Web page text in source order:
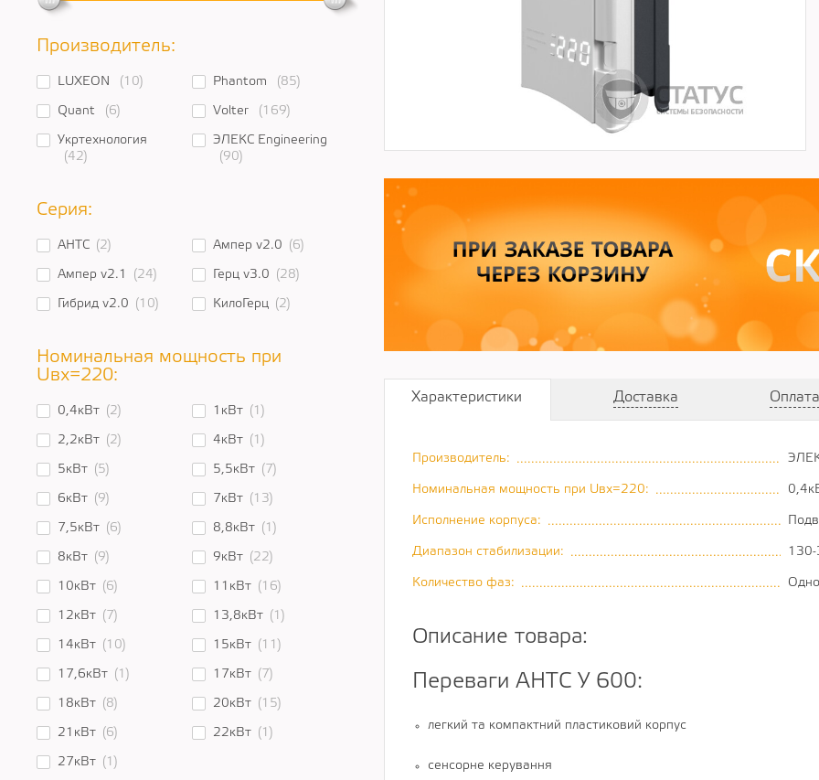
Производитель:
LUXEON (10) Phantom (85)
Quant (6) Volter (169)
Укртехнология
(42)
ЭЛЕКС Engineering
(90)
Серия:
АНТС (2) Ампер v2.0 (6)
Ампер v2.1 (24) Герц v3.0 (28)
Гибрид v2.0 (10) КилоГерц (2)
Номинальная мощность при
Uвх=220:
0,4кВт (2) 1кВт (1)
2,2кВт (2) 4кВт (1)
5кВт (5) 5,5кВт (7)
6кВт (9) 7кВт (13)
7,5кВт (6) 8,8кВт (1)
8кВт (9) 9кВт (22)
10кВт (6) 11кВт (16)
12кВт (7) 13,8кВт (1)
14кВт (10) 15кВт (11)
17,6кВт (1) 17кВт (7)
18кВт (8) 20кВт (15)
21кВт (6) 22кВт (1)
27кВт (1)
Характеристики Доставка Оплата
Производитель:
Номинальная мощность при Uвх=220:
Исполнение корпуса:
Диапазон стабилизации:
Количество фаз:
Описание товара:
Переваги АНТС У 600:
легкий та компактний пластиковий корпус
сенсорне керування